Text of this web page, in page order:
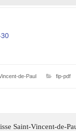
de-Paul fip-pdf
Saint-Vincent-de-